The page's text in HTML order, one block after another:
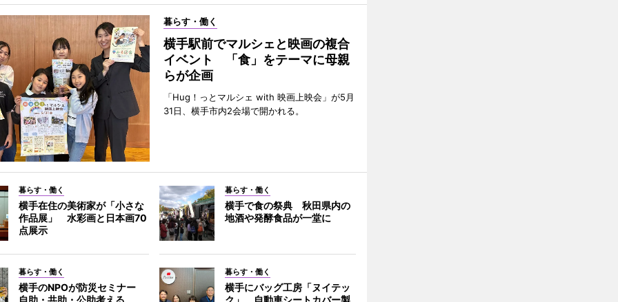
暮らす・働く
横手駅前でマルシェと映画の複合
イベント 「食」をテーマに母親
らが企画
「Hug！っとマルシェ with 映画上映会」が5月
31日、横手市内2会場で開かれる。
暮らす・働く
横手在住の美術家が「小さな
作品展」 水彩画と日本画70
点展示
暮らす・働く
横手で食の祭典 秋田県内の
地酒や発酵食品が一堂に
暮らす・働く
横手のNPOが防災セミナー
自助・共助・公助考える
暮らす・働く
横手にバッグ工房「ヌイテッ
ク」 自動車シートカバー製